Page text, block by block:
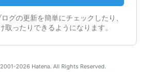
グの更新を簡単にチェックしたり、
取ったりできるようになります。
2026 Hatena. All Rights Reserved.